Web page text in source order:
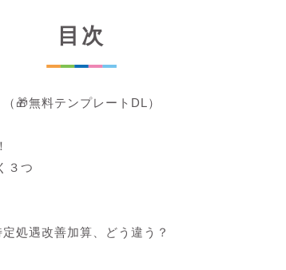
目次
🎁無料テンプレートDL）
３つ
処遇改善加算、どう違う？